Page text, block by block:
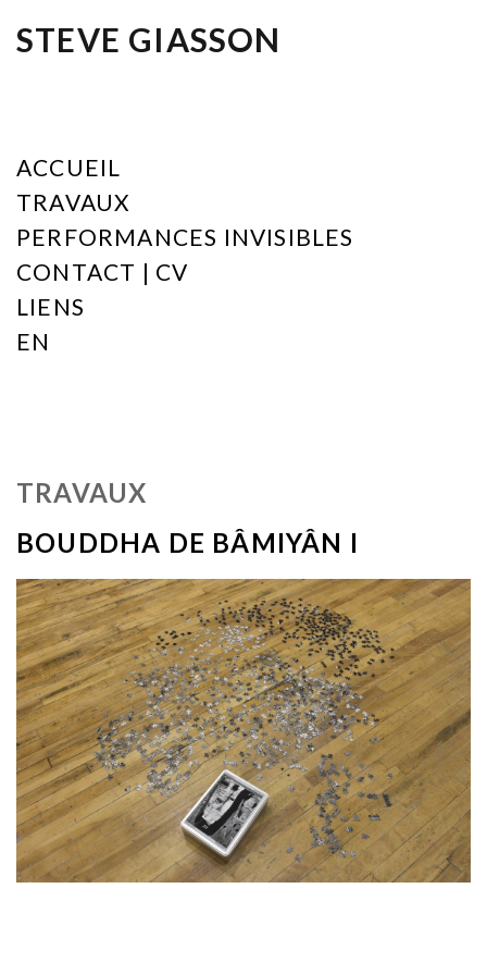
STEVE GIASSON
ACCUEIL
TRAVAUX
PERFORMANCES INVISIBLES
CONTACT | CV
LIENS
EN
TRAVAUX
BOUDDHA DE BÂMIYÂN I